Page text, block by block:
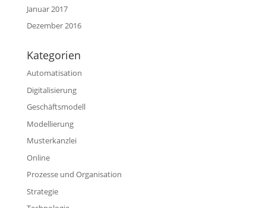
Januar 2017
Dezember 2016
Kategorien
Automatisation
Digitalisierung
Geschäftsmodell
Modellierung
Musterkanzlei
Online
Prozesse und Organisation
Strategie